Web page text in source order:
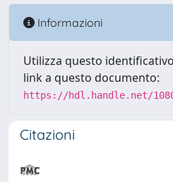
Informazioni
Utilizza questo
link a questo documento:
https://hdl.handle.net/
Citazioni